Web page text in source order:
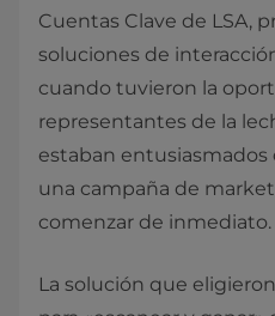
Cuentas Clave de LSA,
soluciones de
cuando tuvieron la
representantes de la
estaban entusiasmados
una campaña de
comenzar de inmediato.
La solución que